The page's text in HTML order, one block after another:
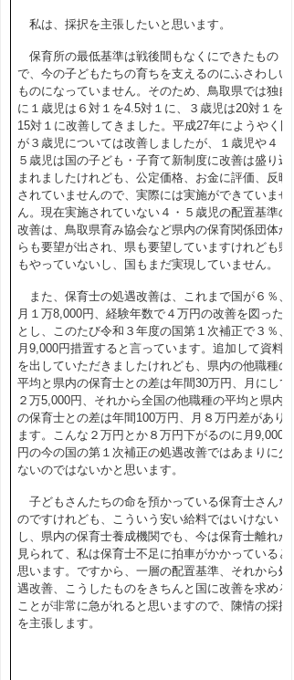
私は、採択を主張したいと思います。
保育所の最低基準は戦後間もなくにできたもの
で、今の子どもたちの育ちを支えるのにふさわしい
ものになっていません。そのため、鳥取県では独自
に１歳児は６対１を4.5対１に、３歳児は20対１を
15対１に改善してきました。平成27年にようやく国
が３歳児については改善しましたが、１歳児や４・
５歳児は国の子ども・子育て新制度に改善は盛り込
まれましたけれども、公定価格、お金に評価、反映
されていませんので、実際には実施ができていませ
ん。現在実施されていない４・５歳児の配置基準の
改善は、鳥取県育み協会など県内の保育関係団体か
らも要望が出され、県も要望していますけれども県
もやっていないし、国もまだ実現していません。
また、保育士の処遇改善は、これまで国が６％、
月１万8,000円、経験年数で４万円の改善を図った
とし、このたび令和３年度の国第１次補正で３％、
月 9,000円措置すると言っています。追加して資料
を出していただきましたけれども、県内の他職種の
平均と県内の保育士との差は年間30万円、月にして
２万5,000円、それから全国の他職種の平均と県内
の保育士との差は年間 100万円、月８万円差があり
ます。こんな２万円とか８万円下がるのに月 9,000
円の今の国の第１次補正の処遇改善ではあまりに少
ないのではないかと思います。
子どもさんたちの命を預かっている保育士さんな
のですけれども、こういう安い給料ではいけない
し、県内の保育士養成機関でも、今は保育士離れが
見られて、私は保育士不足に拍車がかかっていると
思います。ですから、一層の配置基準、それから処
遇改善、こうしたものをきちんと国に改善を求める
ことが非常に急がれると思いますので、陳情の採択
を主張します。